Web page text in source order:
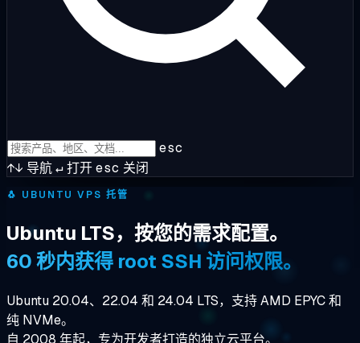
esc
↑↓ 导航↵打开esc 关闭
🐧 UBUNTU VPS 托管
Ubuntu LTS，按您的需求配置。
60 秒内获得 root SSH 访问权限。
Ubuntu 20.04、22.04 和 24.04 LTS，支持 AMD EPYC 和
纯 NVMe。
自 2008 年起，专为开发者打造的独立云平台。